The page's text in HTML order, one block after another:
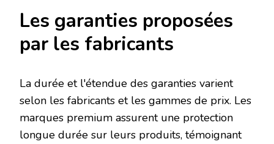
Les garanties proposées
par les fabricants
La durée et l'étendue des garanties varient
selon les fabricants et les gammes de prix. Les
marques premium assurent une protection
longue durée sur leurs produits, témoignant